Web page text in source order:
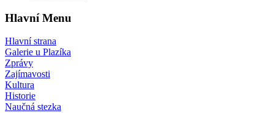
Hlavní Menu
Hlavní strana
Galerie u Plazíka
Zprávy
Zajímavosti
Kultura
Historie
Naučná stezka